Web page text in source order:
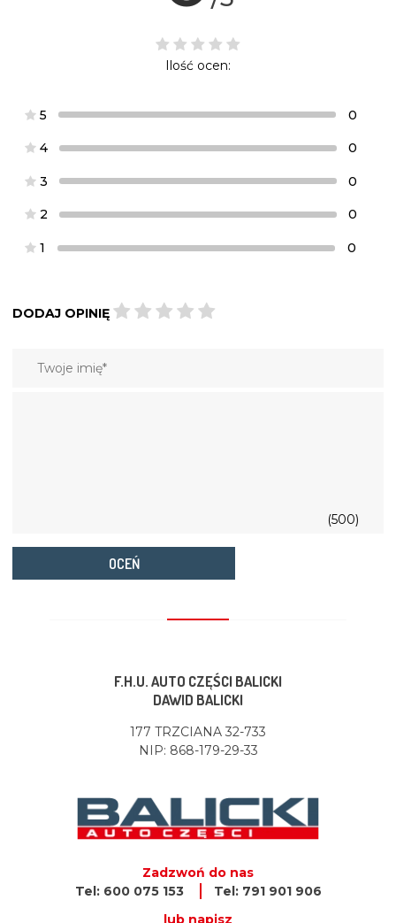
Ilość ocen:
5 0
4 0
3 0
2 0
1 0
DODAJ OPINIĘ
(500)
OCEŃ
F.H.U. AUTO CZĘŚCI BALICKI
DAWID BALICKI
177 TRZCIANA 32-733
NIP: 868-179-29-33
Zadzwoń do nas
Tel: 600 075 153
Tel: 791 901 906
lub napisz